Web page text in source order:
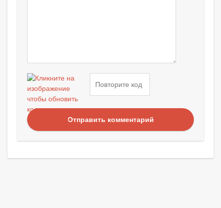
Отправить комментарий